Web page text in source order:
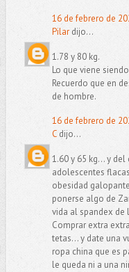
16 de febrero de
Pilardijo...
1.78 y 80 kg.
Lo que viene
Recuerdo que en
de hombre.
16 de febrero de
Cdijo...
1.60 y 65 kg... y
adolescentes
obesidad
ponerse algo de
vida al spandex de
Comprar extra
tetas... y date una
ropa china que es
le queda ni a una